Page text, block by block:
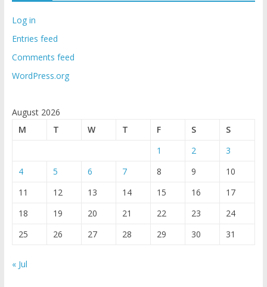
Log in
Entries feed
Comments feed
WordPress.org
August 2026
M
T W T F S
S
1
2
3
4
5 6 7 8 9
10
11
12 13 14 15 16
17
18
19 20 21 22 23
24
25
26 27 28 29 30 31
« Jul